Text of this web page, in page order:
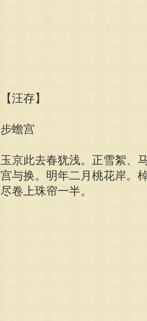
【汪存】
步蟾宫
玉京此去春犹浅。正雪絮、
宫与换。明年二月桃花岸。
尽卷上珠帘一半。